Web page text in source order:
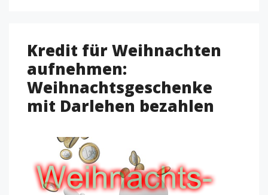
Kredit für Weihnachten
aufnehmen:
Weihnachtsgeschenke
mit Darlehen bezahlen